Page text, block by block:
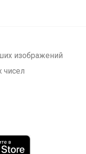
изображений
чисел